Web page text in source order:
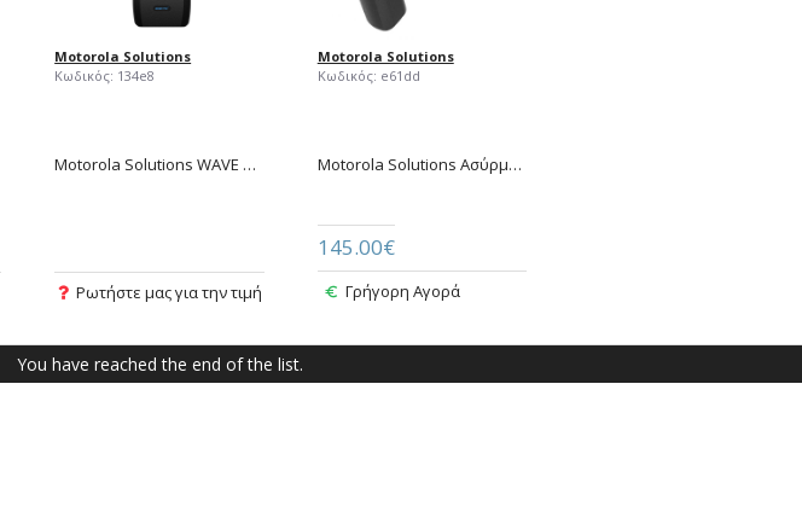
Motorola Solutions
Κωδικός: 134e8
Motorola Solutions WAVE TLK-110 PTX LTE/4G Wi-Fi
Ρωτήστε μας για την τιμή
Motorola Solutions
Κωδικός: e61dd
Motorola Solutions Ασύρματο Bluetooth Ακουστικό με PTT – EP910W (PMLN8123A)
145.00€
Γρήγορη Αγορά
You have reached the end of the list.